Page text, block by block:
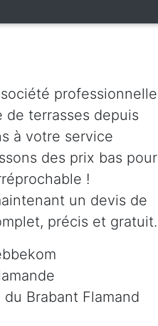
société professionnelle
de terrasses depuis
à votre service
des prix bas pour
!
un devis de
précis et gratuit.
du Brabant Flamand